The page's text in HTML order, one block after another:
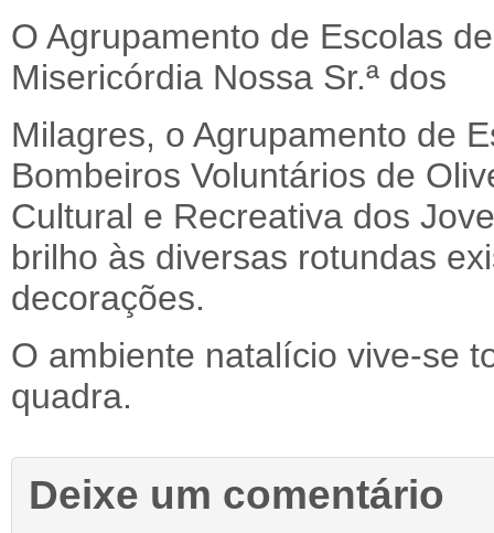
O Agrupamento de Escolas
Misericórdia Nossa Sr.ª dos
Milagres, o Agrupamento de
Bombeiros Voluntários de
Cultural e Recreativa dos
brilho às diversas rotundas
decorações.
O ambiente natalício vive-se
quadra.
Deixe um comentário